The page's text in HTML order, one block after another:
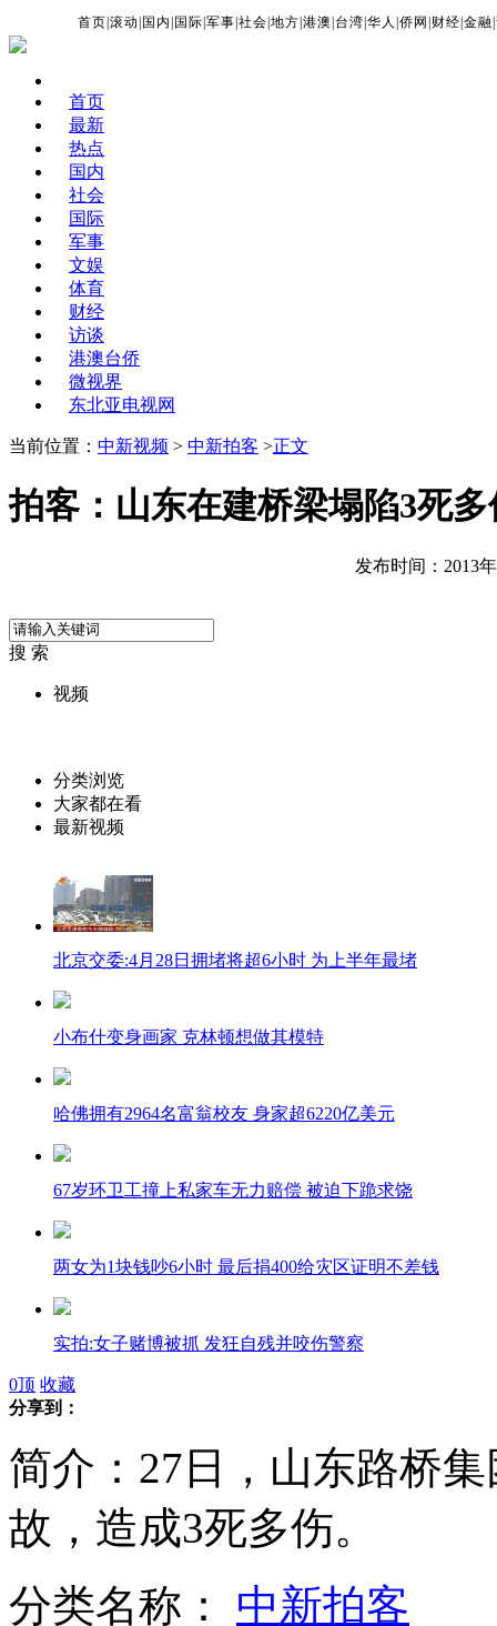
首页 |滚动 国内 国际 |军事 |社会 |地方 |港澳 台湾 |华人 |侨网 财经 |金融 |
首页
最新
热点
国内
社会
国际
军事
文娱
体育
财经
访谈
港澳台侨
微视界
东北亚电视网
当前位置： 中新视频 > 中新拍客 >正文
拍客：山东在建桥梁塌陷3死多
发布时间：2013
搜 索
视频
分类浏览
大家都在看
最新视频
北京交委:4月28日拥堵将超6小时 为上半年最堵
小布什变身画家 克林顿想做其模特
哈佛拥有2964名富翁校友 身家超6220亿美元
67岁环卫工撞上私家车无力赔偿 被迫下跪求饶
两女为1块钱吵6小时 最后捐400给灾区证明不差钱
实拍:女子赌博被抓 发狂自残并咬伤警察
村干部酒驾被查 称"为乡政府喝酒为人民喝酒"
0顶 收藏
分享到：
简介：27日，山东路桥
故，造成3死多伤。
分类名称： 中新拍客